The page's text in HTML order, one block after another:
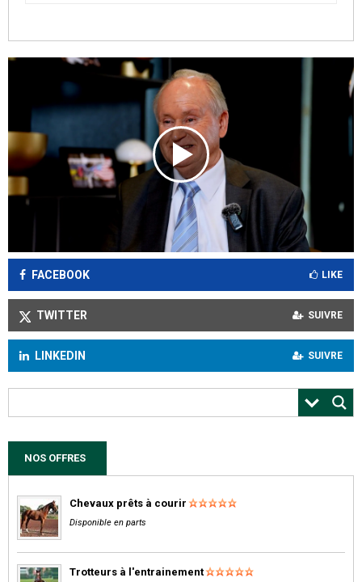
FACEBOOK LIKE
TWITTER SUIVRE
LINKEDIN SUIVRE
NOS OFFRES
Chevaux prêts à courir
Disponible en parts
Trotteurs à l'entrainement